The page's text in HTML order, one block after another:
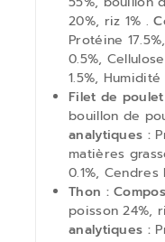
20%, riz 1% .
Protéine
0.5%,
1.5%, Humidité
Filet de
bouillon de
analytiques :
matières
0.1%,
Thon :
poisson 24%,
analytiques :